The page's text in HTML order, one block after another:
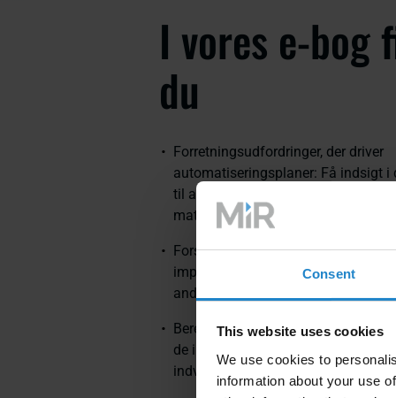
Consent
This website uses cookies
We use cookies to
information about your use
I vores e-bog
du
Forretningsudfordringer, der driver
automatiseringsplaner: Få indsigt i
til at opnå en konkurrencemæssig
materialetransport og intern logistik.
Forstå dine muligheder: Udforsk
implementere AMR'er fra MiR, og
andre muligheder.
Beregning af samlede
de indledende og løbende
indvirkningen på dit